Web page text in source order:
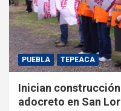
PUEBLA TEPEACA
Inician
adocreto en San